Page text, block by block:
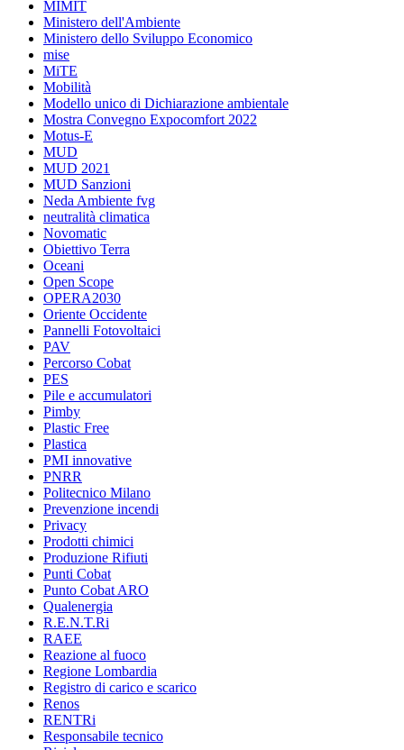
MIMIT
Ministero dell'Ambiente
Ministero dello Sviluppo Economico
mise
MiTE
Mobilità
Modello unico di Dichiarazione ambientale
Mostra Convegno Expocomfort 2022
Motus-E
MUD
MUD 2021
MUD Sanzioni
Neda Ambiente fvg
neutralità climatica
Novomatic
Obiettivo Terra
Oceani
Open Scope
OPERA2030
Oriente Occidente
Pannelli Fotovoltaici
PAV
Percorso Cobat
PES
Pile e accumulatori
Pimby
Plastic Free
Plastica
PMI innovative
PNRR
Politecnico Milano
Prevenzione incendi
Privacy
Prodotti chimici
Produzione Rifiuti
Punti Cobat
Punto Cobat ARO
Qualenergia
R.E.N.T.Ri
RAEE
Reazione al fuoco
Regione Lombardia
Registro di carico e scarico
Renos
RENTRi
Responsabile tecnico